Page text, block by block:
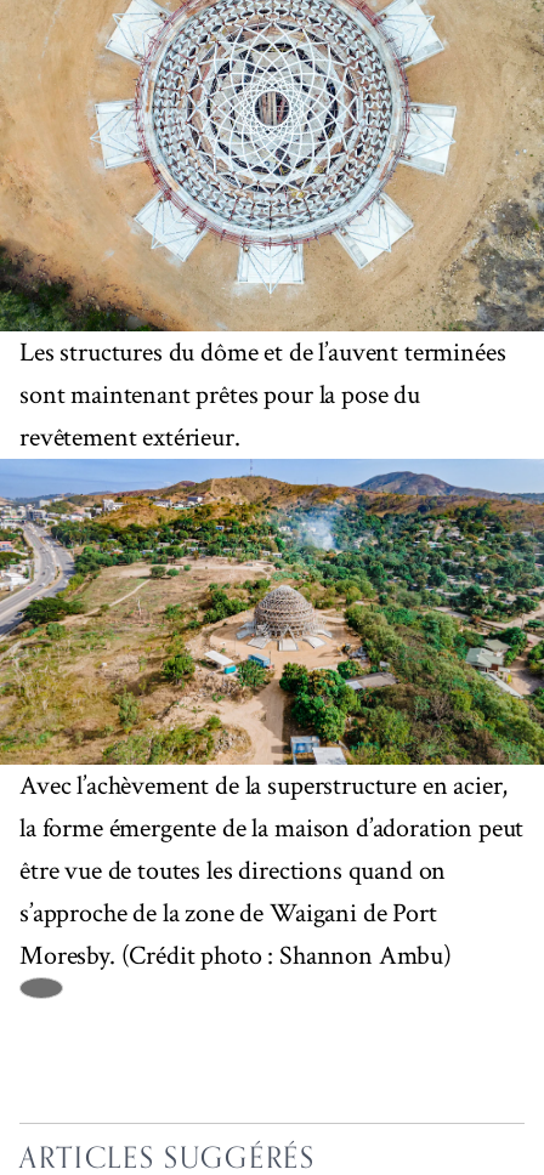
Les structures du dôme et de l’auvent terminées
sont maintenant prêtes pour la pose du
revêtement extérieur.
Avec l’achèvement de la superstructure en acier,
la forme émergente de la maison d’adoration peut
être vue de toutes les directions quand on
s’approche de la zone de Waigani de Port
Moresby. (Crédit photo : Shannon Ambu)
ARTICLES SUGGÉRÉS